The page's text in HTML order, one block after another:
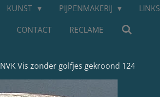
KUNST PIJPENMAKERIJ LINKS
CONTACT RECLAME
NVK Vis zonder golfjes gekroond 124